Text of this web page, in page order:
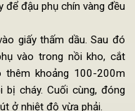
phụ:
và tương tỏi ớt vào
hòa tan.
dày khoảng 1cm,